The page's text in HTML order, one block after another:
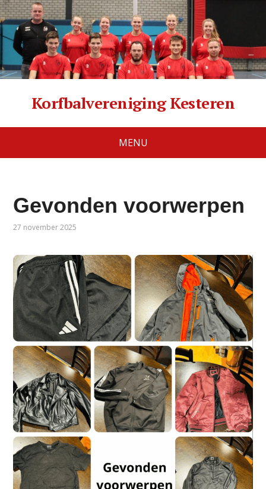
Korfbalvereniging Kesteren
MENU
Gevonden voorwerpen
27 november 2025